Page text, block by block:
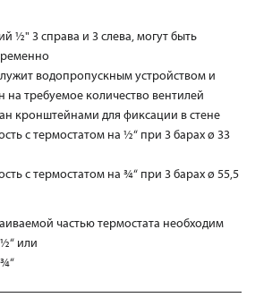
½" 3 справа и 3 слева, могут быть
водопропускным устройством и
требуемое количество вентилей
кронштейнами для фиксации в стене
с термостатом на ½“ при 3 барах ø 33
с термостатом на ¾“ при 3 барах ø 55,5
частью термостата необходим
или